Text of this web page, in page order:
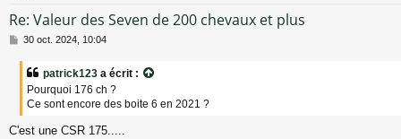
Re: Valeur des Seven de 200 chevaux et plus
M
e
30 oct. 2024, 10:04
patrick123 a écrit :
Pourquoi 176 ch ?
Ce sont encore des boite 6 en 2021 ?
C'est une CSR 175.....